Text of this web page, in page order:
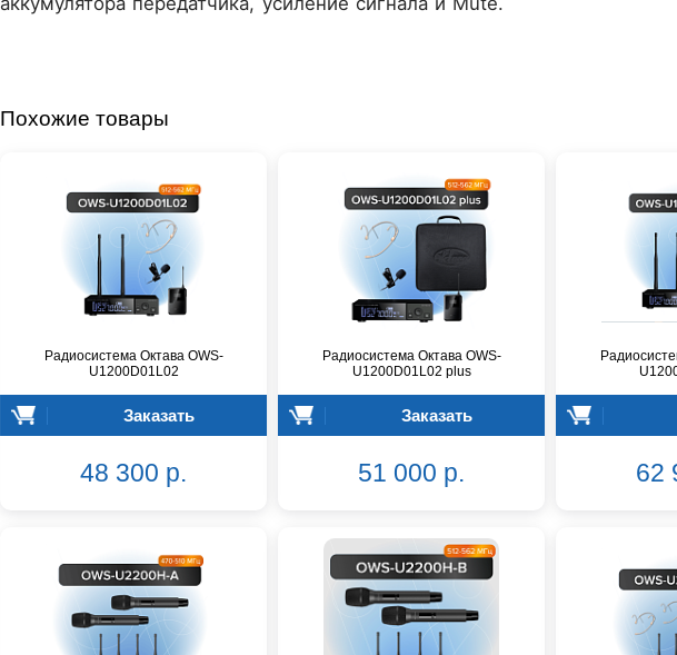
Похожие товары
Радиосистема Октава OWS-
U1200D01L02
Заказать
48 300 р.
Радиосистема Октава OWS-
U1200D01L02 plus
Заказать
51 000 р. 62